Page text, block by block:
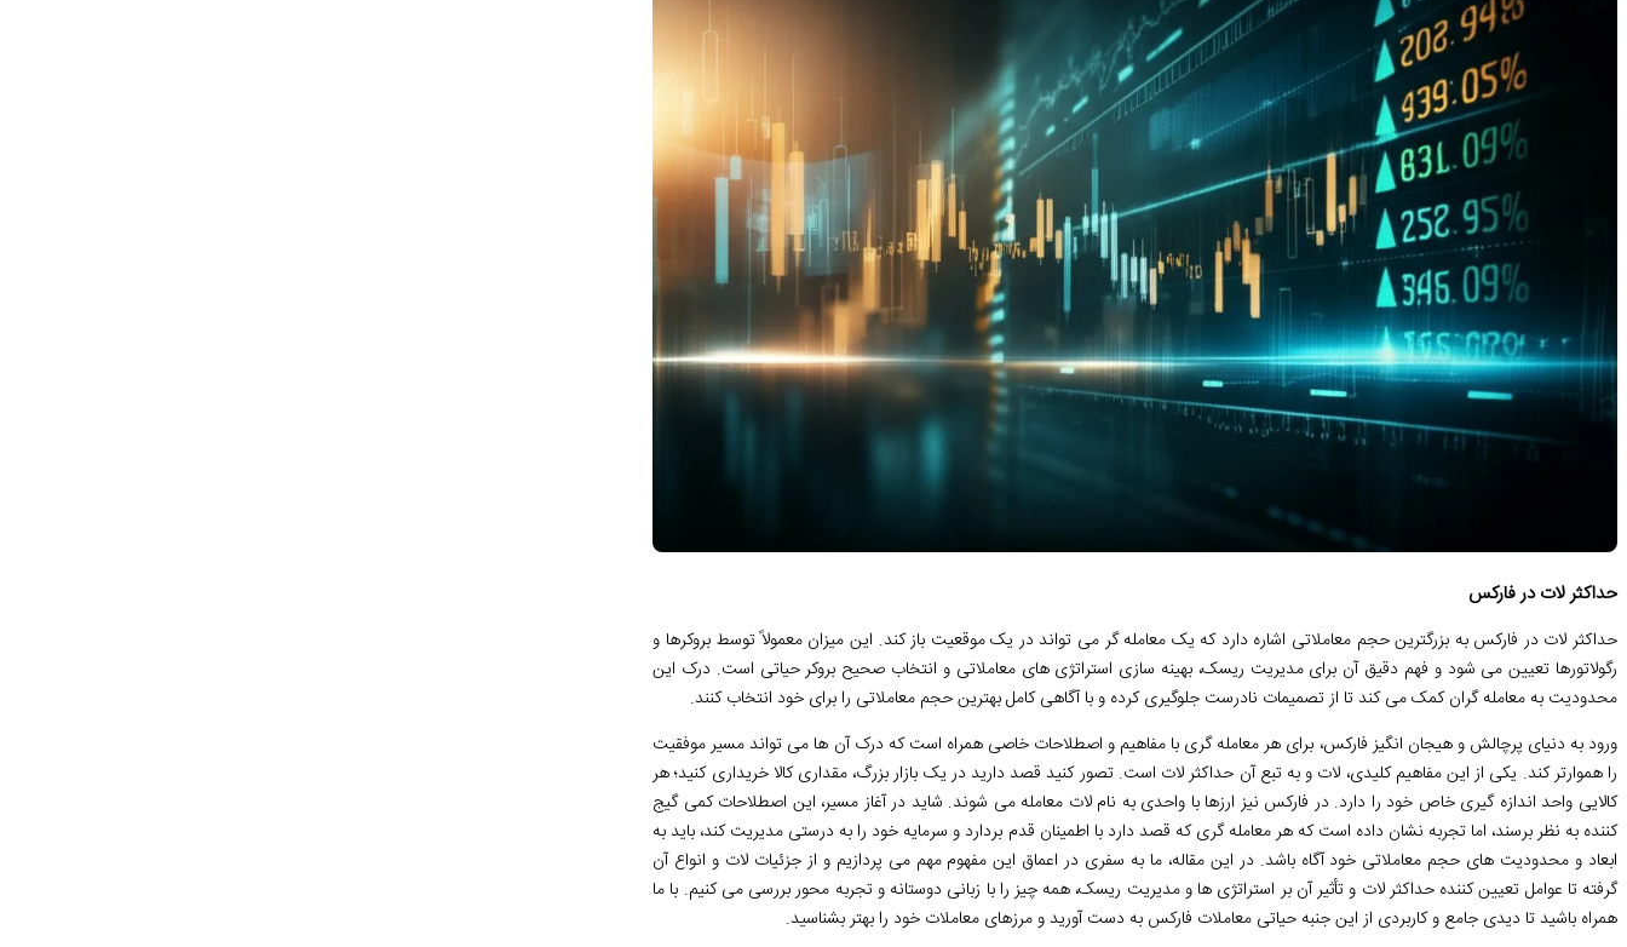
حداکثر لات در فارکس
حداکثر لات در فارکس به بزرگترین حجم معاملاتی اشاره دارد که یک معامله گر می تواند در یک موقعیت باز کند. این میزان معمولاً توسط بروکرها و
رگولاتورها تعیین می شود و فهم دقیق آن برای مدیریت ریسک، بهینه سازی استراتژی های معاملاتی و انتخاب صحیح بروکر حیاتی است. درک این
محدودیت به معامله گران کمک می کند تا از تصمیمات نادرست جلوگیری کرده و با آگاهی کامل بهترین حجم معاملاتی را برای خود انتخاب کنند.
ورود به دنیای پرچالش و هیجان انگیز فارکس، برای هر معامله گری با مفاهیم و اصطلاحات خاصی همراه است که درک آن ها می تواند مسیر موفقیت
را هموارتر کند. یکی از این مفاهیم کلیدی، لات و به تبع آن حداکثر لات است. تصور کنید قصد دارید در یک بازار بزرگ، مقداری کالا خریداری کنید؛ هر
کالایی واحد اندازه گیری خاص خود را دارد. در فارکس نیز ارزها با واحدی به نام لات معامله می شوند. شاید در آغاز مسیر، این اصطلاحات کمی گیج
کننده به نظر برسند، اما تجربه نشان داده است که هر معامله گری که قصد دارد با اطمینان قدم بردارد و سرمایه خود را به درستی مدیریت کند، باید به
ابعاد و محدودیت های حجم معاملاتی خود آگاه باشد. در این مقاله، ما به سفری در اعماق این مفهوم مهم می پردازیم و از جزئیات لات و انواع آن
گرفته تا عوامل تعیین کننده حداکثر لات و تأثیر آن بر استراتژی ها و مدیریت ریسک، همه چیز را با زبانی دوستانه و تجربه محور بررسی می کنیم. با ما
همراه باشید تا دیدی جامع و کاربردی از این جنبه حیاتی معاملات فارکس به دست آورید و مرزهای معاملات خود را بهتر بشناسید.